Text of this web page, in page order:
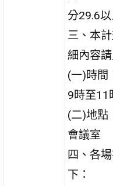
分29.6
三、本
細內容
(一)時間
9時至11
(二)地點
會議室
四、各
下：